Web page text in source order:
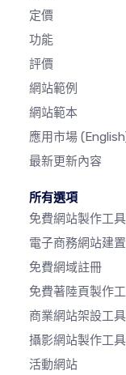
定價
功能
評價
網站範例
網站範本
應用市場
最新更新內容
所有選項
免費網站製作工具
電子商務網站建
免費網域註冊
免費著陸頁製作
商業網站架設工具
攝影網站製作工具
活動網站